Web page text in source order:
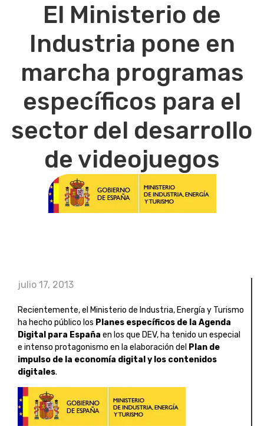
El Ministerio de
Industria pone en
marcha programas
específicos para el
sector del desarrollo
de videojuegos
julio 17, 2013
Recientemente, el Ministerio de Industria, Energía y Turismo
ha hecho público los Planes específicos de la Agenda
Digital para España en los que DEV, ha tenido un especial
e intenso protagonismo en la elaboración del Plan de
impulso de la economía digital y los contenidos
digitales.